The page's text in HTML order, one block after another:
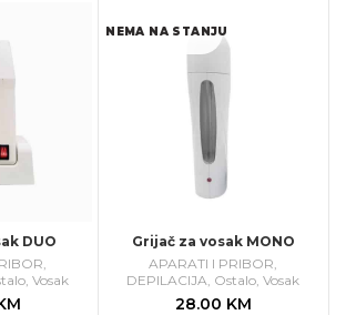
DUO
, Vosak
NEMA NA STANJU
Grijač za vosak MONO
APARATI I PRIBOR
DEPILACIJA Ostalo ,Vosak
28.00 KM